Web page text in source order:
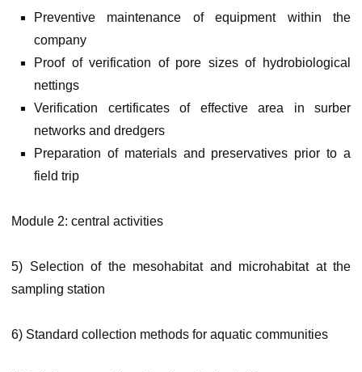
Preventive maintenance of equipment within the
company
Proof of verification of pore sizes of hydrobiological
nettings
Verification certificates of effective area in surber
networks and dredgers
Preparation of materials and preservatives prior to a
field trip
Module 2: central activities
5) Selection of the mesohabitat and microhabitat at the
sampling station
6) Standard collection methods for aquatic communities